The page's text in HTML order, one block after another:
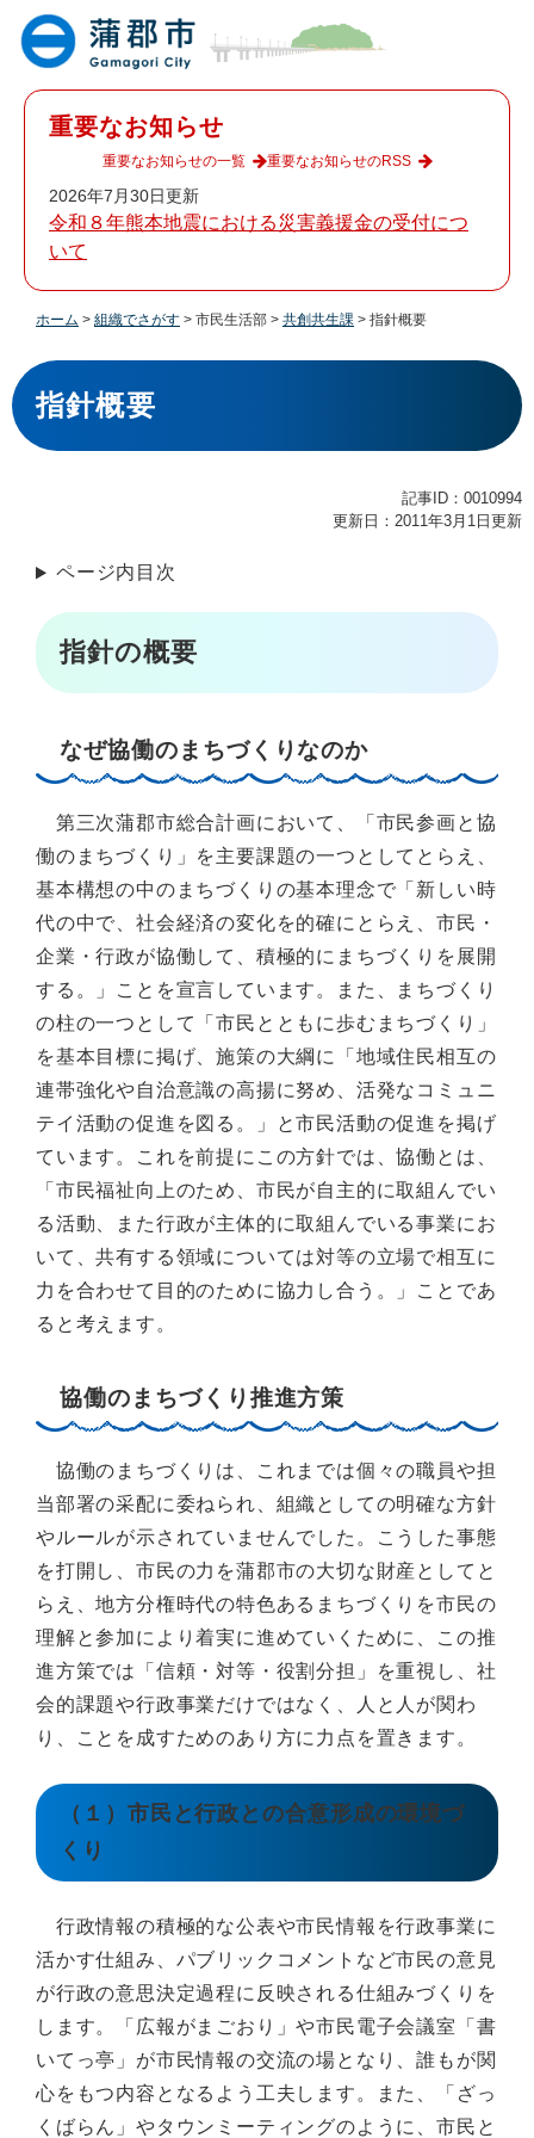
重要なお知らせ
2026年7月30日更新
令和８年熊本地震における災害義援金の受付につ
いて
重要なお知らせの一覧 重要なお知らせのRSS
ホーム > 組織でさがす > 市民生活部 > 共創共生課 > 指針概要
本
文
指針概要
記事ID：0010994
更新日：2011年3月1日更新
ページ内目次
指針の概要
なぜ協働のまちづくりなのか
第三次蒲郡市総合計画において、「市民参画と協
働のまちづくり」を主要課題の一つとしてとらえ、
基本構想の中のまちづくりの基本理念で「新しい時
代の中で、社会経済の変化を的確にとらえ、市民・
企業・行政が協働して、積極的にまちづくりを展開
する。」ことを宣言しています。また、まちづくり
の柱の一つとして「市民とともに歩むまちづくり」
を基本目標に掲げ、施策の大綱に「地域住民相互の
連帯強化や自治意識の高揚に努め、活発なコミュニ
テイ活動の促進を図る。」と市民活動の促進を掲げ
ています。これを前提にこの方針では、協働とは、
「市民福祉向上のため、市民が自主的に取組んでい
る活動、また行政が主体的に取組んでいる事業にお
いて、共有する領域については対等の立場で相互に
力を合わせて目的のために協力し合う。」ことであ
ると考えます。
協働のまちづくり推進方策
協働のまちづくりは、これまでは個々の職員や担
当部署の采配に委ねられ、組織としての明確な方針
やルールが示されていませんでした。こうした事態
を打開し、市民の力を蒲郡市の大切な財産としてと
らえ、地方分権時代の特色あるまちづくりを市民の
理解と参加により着実に進めていくために、この推
進方策では「信頼・対等・役割分担」を重視し、社
会的課題や行政事業だけではなく、人と人が関わ
り、ことを成すためのあり方に力点を置きます。
（１）市民と行政との合意形成の環境づ
くり
行政情報の積極的な公表や市民情報を行政事業に
活かす仕組み、パブリックコメントなど市民の意見
が行政の意思決定過程に反映される仕組みづくりを
します。「広報がまごおり」や市民電子会議室「書
いてっ亭」が市民情報の交流の場となり、誰もが関
心をもつ内容となるよう工夫します。また、「ざっ
くばらん」やタウンミーティングのように、市民と